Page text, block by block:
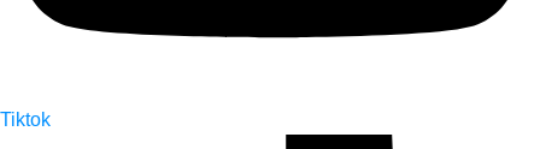
Tiktok